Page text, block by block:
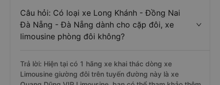
Câu hỏi: Có loại xe Long Khánh - Đồng Nai
Đà Nẵng - Đà Nẵng dành cho cặp đôi, xe
limousine phòng đôi không?
Trả lời: Hiện tại có 1 hãng xe khai thác dòng xe
Limousine giường đôi trên tuyến đường này là xe